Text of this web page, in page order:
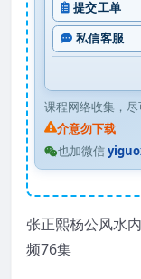
提交工单
私信客服
课程网络收集，尽
介意勿下载
也加微信
张正熙杨公风水
频76集